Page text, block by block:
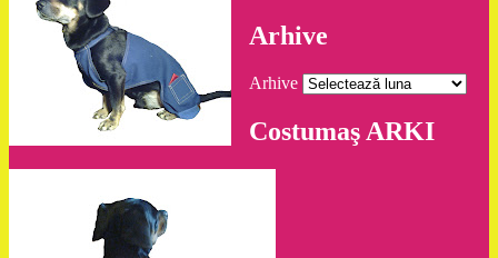
Arhive
Arhive
Costumaş ARKI